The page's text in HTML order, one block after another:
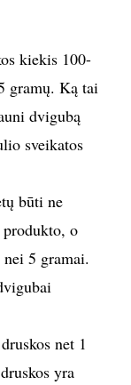
kiekis 100-
gramų. Ką tai
dvigubą
sveikatos
būti ne
produkto, o
nei 5 gramai.
net 1
yra